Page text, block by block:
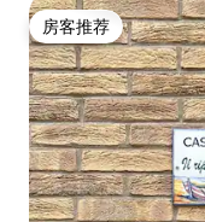
房客推荐
房客推荐